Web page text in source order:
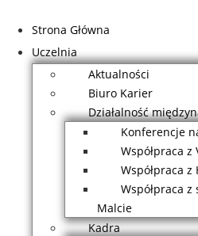
treści
Strona Główna
Uczelnia
Aktualności
Biuro Karier
Działalność
Konferencje
Współpraca z
Współpraca
Współpraca z
Malcie
Kadra